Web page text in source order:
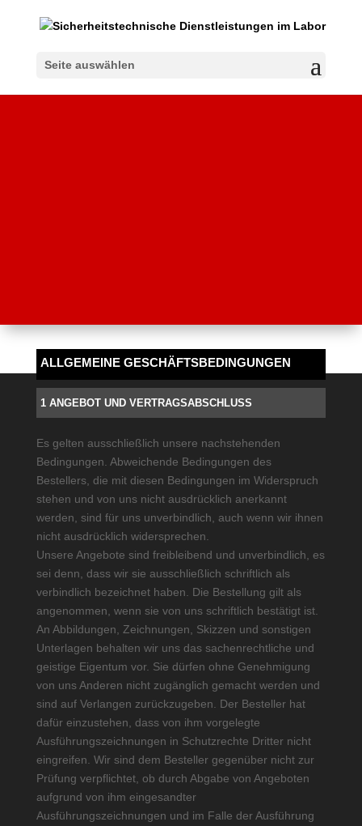
Seite auswählen
ALLGEMEINE GESCHÄFTSBEDINGUNGEN
1 ANGEBOT UND VERTRAGSABSCHLUSS
Es gelten ausschließlich unsere nachstehenden
Bedingungen. Abweichende Bedingungen des
Bestellers, die mit diesen Bedingungen im Widerspruch
stehen und von uns nicht ausdrücklich anerkannt
werden, sind für uns unverbindlich, auch wenn wir ihnen
nicht ausdrücklich widersprechen.
Unsere Angebote sind freibleibend und unverbindlich, es
sei denn, dass wir sie ausschließlich schriftlich als
verbindlich bezeichnet haben. Die Bestellung gilt als
angenommen, wenn sie von uns schriftlich bestätigt ist.
An Abbildungen, Zeichnungen, Skizzen und sonstigen
Unterlagen behalten wir uns das sachenrechtliche und
geistige Eigentum vor. Sie dürfen ohne Genehmigung
von uns Anderen nicht zugänglich gemacht werden und
sind auf Verlangen zurückzugeben. Der Besteller hat
dafür einzustehen, dass von ihm vorgelegte
Ausführungszeichnungen in Schutzrechte Dritter nicht
eingreifen. Wir sind dem Besteller gegenüber nicht zur
Prüfung verpflichtet, ob durch Abgabe von Angeboten
aufgrund von ihm eingesandter
Ausführungszeichnungen und im Falle der Ausführung